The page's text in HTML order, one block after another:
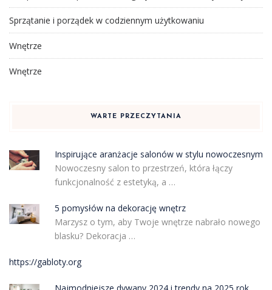
Sprzątanie i porządek w codziennym użytkowaniu
Wnętrze
Wnętrze
WARTE PRZECZYTANIA
Inspirujące aranżacje salonów w stylu nowoczesnym
Nowoczesny salon to przestrzeń, która łączy
funkcjonalność z estetyką, a …
5 pomysłów na dekorację wnętrz
Marzysz o tym, aby Twoje wnętrze nabrało nowego
blasku? Dekoracja …
https://gabloty.org